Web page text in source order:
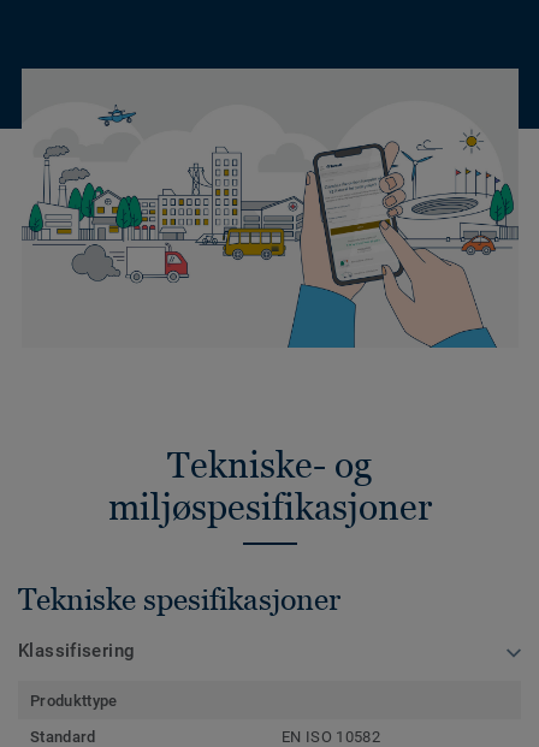
Tekniske- og
miljøspesifikasjoner
Tekniske spesifikasjoner
Klassifisering
Produkttype
Standard
EN ISO 10582